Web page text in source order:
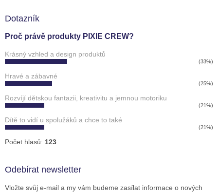
Dotazník
Proč právě produkty PIXIE CREW?
Krásný vzhled a design produktů
(33%)
Hravé a zábavné
(25%)
Rozvíjí dětskou fantazii, kreativitu a jemnou motoriku
(21%)
Dítě to vidí u spolužáků a chce to také
(21%)
Počet hlasů: 123
Odebírat newsletter
Vložte svůj e-mail a my vám budeme zasílat informace o nových